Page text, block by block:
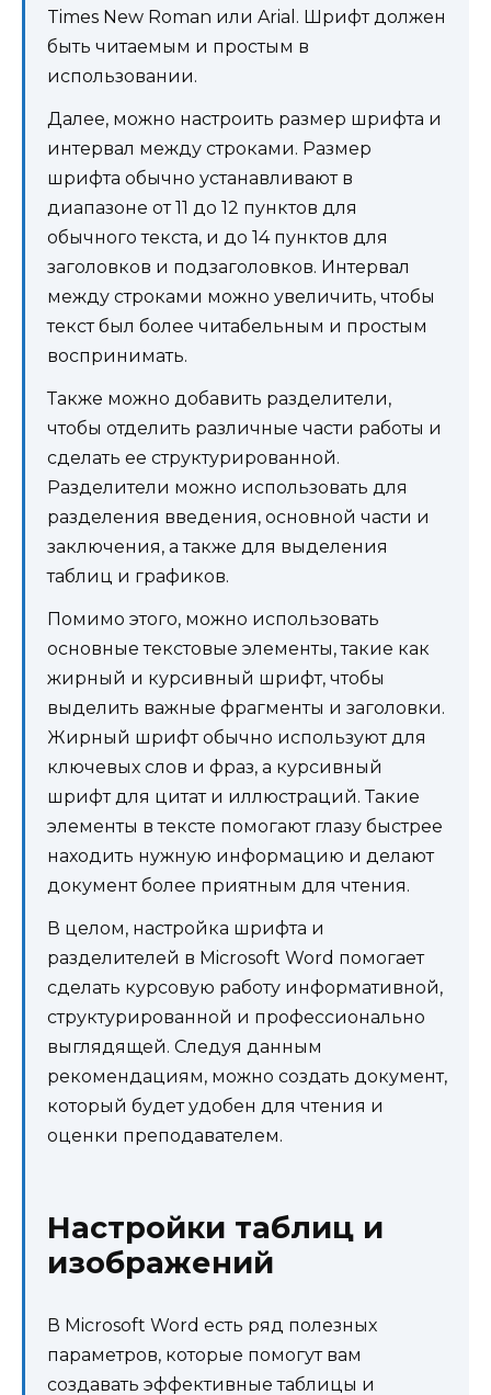
Times New Roman или Arial. Шрифт должен
быть читаемым и простым в
использовании.
Далее, можно настроить размер шрифта и
интервал между строками. Размер
шрифта обычно устанавливают в
диапазоне от 11 до 12 пунктов для
обычного текста, и до 14 пунктов для
заголовков и подзаголовков. Интервал
между строками можно увеличить, чтобы
текст был более читабельным и простым
воспринимать.
Также можно добавить разделители,
чтобы отделить различные части работы и
сделать ее структурированной.
Разделители можно использовать для
разделения введения, основной части и
заключения, а также для выделения
таблиц и графиков.
Помимо этого, можно использовать
основные текстовые элементы, такие как
жирный и курсивный шрифт, чтобы
выделить важные фрагменты и заголовки.
Жирный шрифт обычно используют для
ключевых слов и фраз, а курсивный
шрифт для цитат и иллюстраций. Такие
элементы в тексте помогают глазу быстрее
находить нужную информацию и делают
документ более приятным для чтения.
В целом, настройка шрифта и
разделителей в Microsoft Word помогает
сделать курсовую работу информативной,
структурированной и профессионально
выглядящей. Следуя данным
рекомендациям, можно создать документ,
который будет удобен для чтения и
оценки преподавателем.
Настройки таблиц и
изображений
В Microsoft Word есть ряд полезных
параметров, которые помогут вам
создавать эффективные таблицы и